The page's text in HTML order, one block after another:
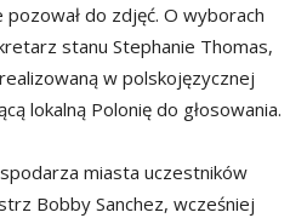
do zdjęć. O wyborach
stanu Stephanie Thomas,
w polskojęzycznej
lokalną Polonię do głosowania.
miasta uczestników
Bobby Sanchez, wcześniej